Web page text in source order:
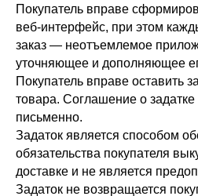
Покупатель вправе
веб-интерфейс, при этом
заказ — неотъемлемое
уточняющее и дополняющее
Покупатель вправе оставить
товара. Соглашение о
письменно.
Задаток является способом
обязательства покупателя
доставке и не является
Задаток не возвращается